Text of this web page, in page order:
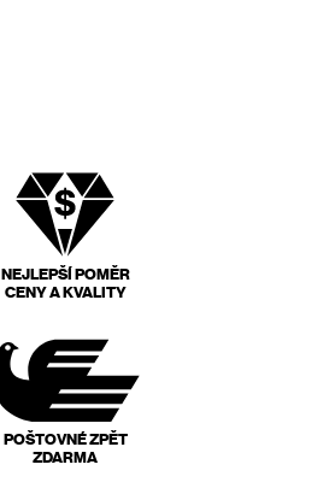
NEJLEPŠÍ POMĚR
CENY A KVALITY
POŠTOVNÉ ZPĚT
ZDARMA